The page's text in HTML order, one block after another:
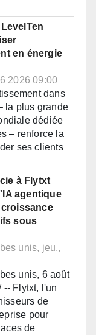
en énergie
2026 09:00
dans
la plus grande
dédiée
– renforce la
ses clients
à Flytxt
agentique
sous
unis, jeu.,
unis, 6 août
-- Flytxt, l'un
de
pour
de